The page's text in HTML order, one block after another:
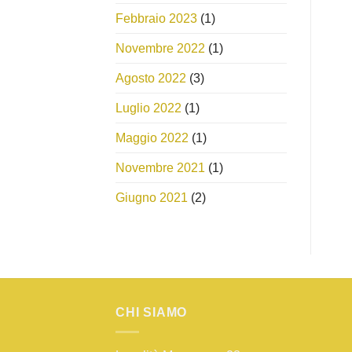
Febbraio 2023 (1)
Novembre 2022 (1)
Agosto 2022 (3)
Luglio 2022 (1)
Maggio 2022 (1)
Novembre 2021 (1)
Giugno 2021 (2)
CHI SIAMO